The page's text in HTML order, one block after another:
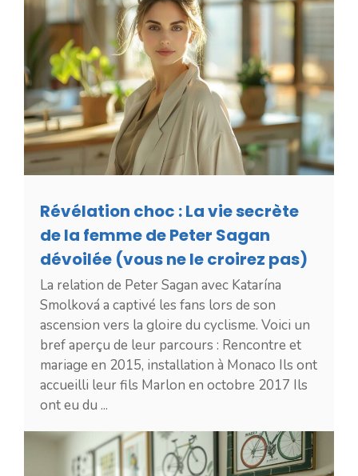
Révélation choc : La vie secrète
de la femme de Peter Sagan
dévoilée (vous ne le croirez pas)
La relation de Peter Sagan avec Katarína
Smolková a captivé les fans lors de son
ascension vers la gloire du cyclisme. Voici un
bref aperçu de leur parcours : Rencontre et
mariage en 2015, installation à Monaco Ils ont
accueilli leur fils Marlon en octobre 2017 Ils
ont eu du ...